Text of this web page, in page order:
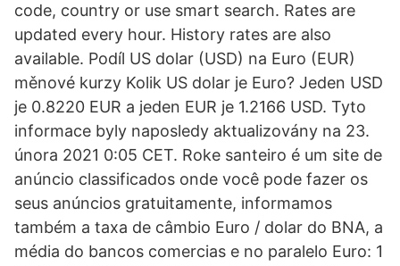
code, country or use smart search. Rates are
updated every hour. History rates are also
available. Podíl US dolar (USD) na Euro (EUR)
měnové kurzy Kolik US dolar je Euro? Jeden USD
je 0.8220 EUR a jeden EUR je 1.2166 USD. Tyto
informace byly naposledy aktualizovány na 23.
února 2021 0:05 CET. Roke santeiro é um site de
anúncio classificados onde você pode fazer os
seus anúncios gratuitamente, informamos
também a taxa de câmbio Euro / dolar do BNA, a
média do bancos comercias e no paralelo Euro: 1